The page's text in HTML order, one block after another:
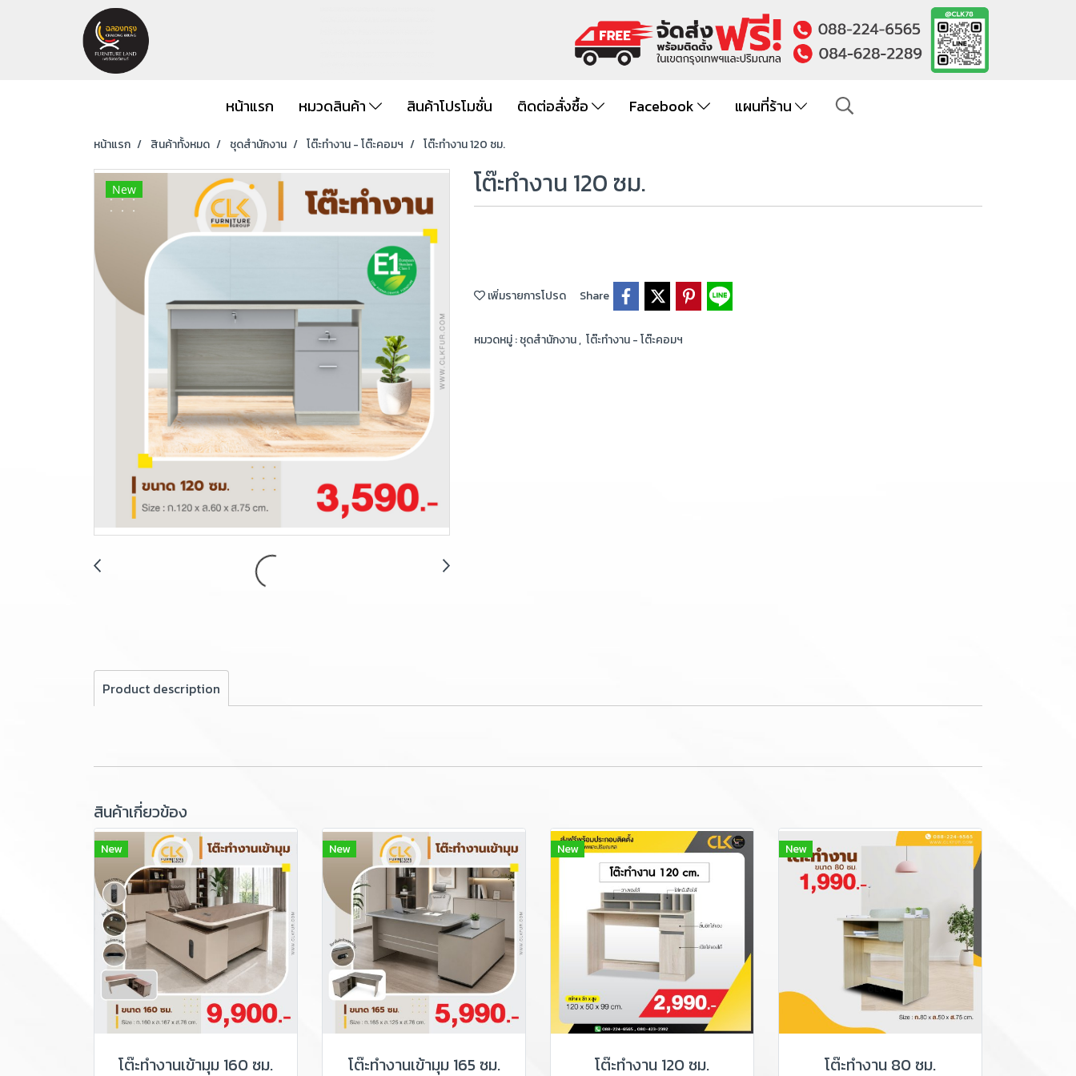
หน้าแรก หมวดสินค้า สินค้าโปรโมชั่น ติดต่อสั่งซื้อ Facebook แผนที่ร้าน
หน้าแรก สินค้าทั้งหมด ชุดสำนักงาน โต๊ะทำงาน - โต๊ะคอมฯ โต๊ะทำงาน 120 ซม.
New โต๊ะทำงาน 120 ซม.
เพิ่มรายการโปรด Share
หมวดหมู่ :ชุดสำนักงาน, โต๊ะทำงาน - โต๊ะคอมฯ
Product description
สินค้าเกี่ยวข้อง
New
โต๊ะทำงานเข้ามุม 160 ซม.
New
โต๊ะทำงานเข้ามุม 165 ซม.
New
โต๊ะทำงาน 120 ซม.
New
โต๊ะทำงาน 80 ซม.